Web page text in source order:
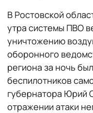
В Ростовской
утра системы ПВО
уничтожению
оборонного
региона за ночь
беспилотников
губернатора Юрий
отражении атаки